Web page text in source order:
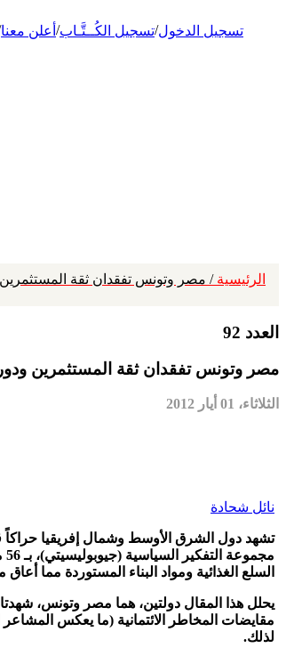
تسجيل الدخول/تسجيل الكُــتَّـاب/ أعلن معنا
الرئيسية / مصر وتونس تفقدان ثقة
العدد 92
مصر وتونس تفقدان ثقة المستثمرين
الثلاثاء، 01 أيار 2012
نائل شحادة
تشهد دول الشرق الأوسط وشمال إفريقيا حراكاً
السلع الغذائية ومواد البناء المستوردة مما
مقايضات المخاطر الائتمانية (ما يعكس
لذلك.